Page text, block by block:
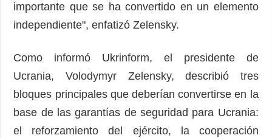
importante que se ha convertido en un elemento
independiente", enfatizó Zelensky.
Como informó Ukrinform, el presidente de
Ucrania, Volodymyr Zelensky, describió tres
bloques principales que deberían convertirse en la
base de las garantías de seguridad para Ucrania:
el reforzamiento del ejército, la cooperación